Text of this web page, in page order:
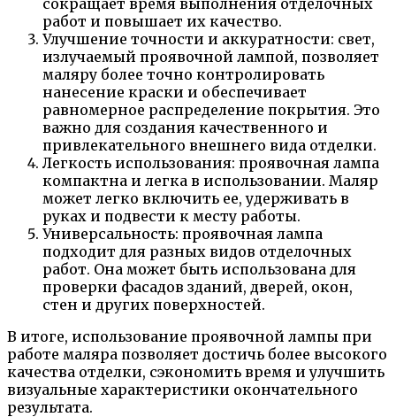
работ и повышает их качество.
Улучшение точности и аккуратности: свет,
излучаемый проявочной лампой, позволяет
маляру более точно контролировать
нанесение краски и обеспечивает
равномерное распределение покрытия. Это
важно для создания качественного и
привлекательного внешнего вида отделки.
Легкость использования: проявочная лампа
компактна и легка в использовании. Маляр
может легко включить ее, удерживать в
руках и подвести к месту работы.
Универсальность: проявочная лампа
подходит для разных видов отделочных
работ. Она может быть использована для
проверки фасадов зданий, дверей, окон,
стен и других поверхностей.
В итоге, использование проявочной лампы при
работе маляра позволяет достичь более высокого
качества отделки, сэкономить время и улучшить
визуальные характеристики окончательного
результата.